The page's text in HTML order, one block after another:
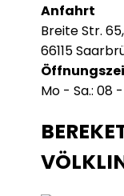
Anfahrt
Breite Str. 65,
66115
Mo - Sa.: 08